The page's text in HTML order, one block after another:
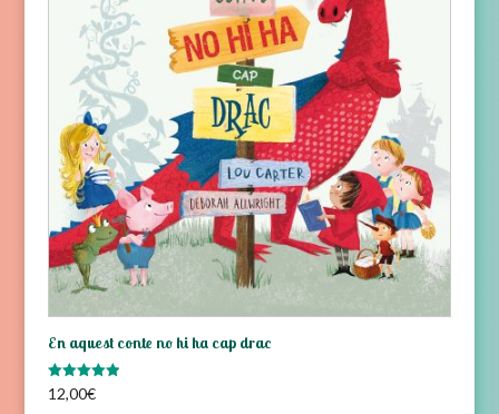
En aquest conte no hi ha cap drac
Valorado
con
12,00€